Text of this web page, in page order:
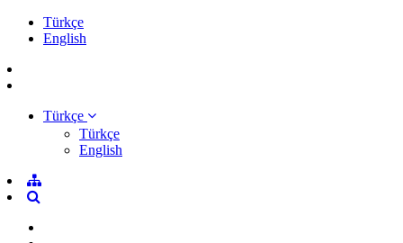
Türkçe
English
Türkçe
Türkçe
English